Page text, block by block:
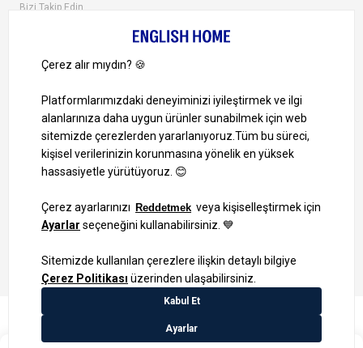
Bizi Takip Edin
1000 TL ve Üzeri Alışverişlerinizde Kargo Bedava!
Bilgi Toplum Hizmetleri
KVKK Veri İşleme Politikamız
Site Haritası